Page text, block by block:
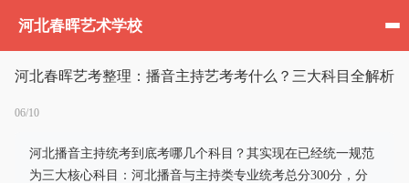
河北春晖艺术学校
河北春晖艺考整理：播音主持艺考考什么？三大科目全解析
06/10
河北播音主持统考到底考哪几个科目？其实现在已经统一规范
为三大核心科目：河北播音与主持类专业统考总分300分，分